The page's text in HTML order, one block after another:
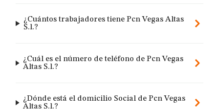
¿Cuántos trabajadores tiene Pcn Vegas Altas
S.l.?
¿Cuál es el número de teléfono de Pcn Vegas
Altas S.l.?
¿Dónde está el domicilio Social de Pcn Vegas
Altas S.l.?